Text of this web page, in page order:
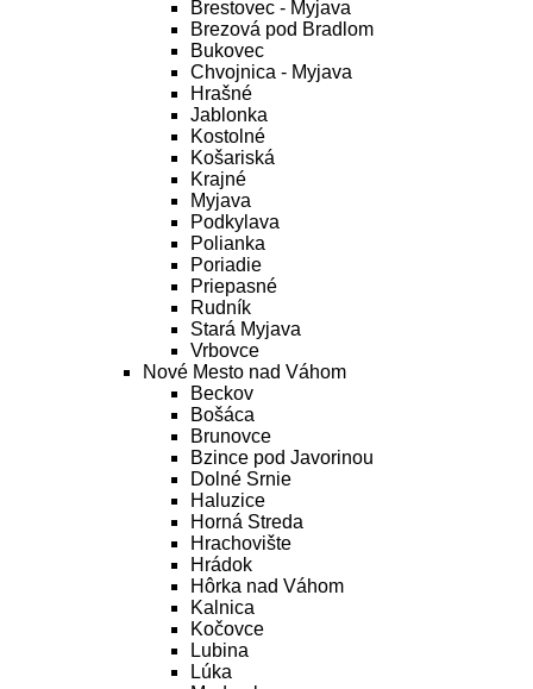
Brestovec - Myjava
Brezová pod Bradlom
Bukovec
Chvojnica - Myjava
Hrašné
Jablonka
Kostolné
Košariská
Krajné
Myjava
Podkylava
Polianka
Poriadie
Priepasné
Rudník
Stará Myjava
Vrbovce
Nové Mesto nad Váhom
Beckov
Bošáca
Brunovce
Bzince pod Javorinou
Dolné Srnie
Haluzice
Horná Streda
Hrachovište
Hrádok
Hôrka nad Váhom
Kalnica
Kočovce
Lubina
Lúka